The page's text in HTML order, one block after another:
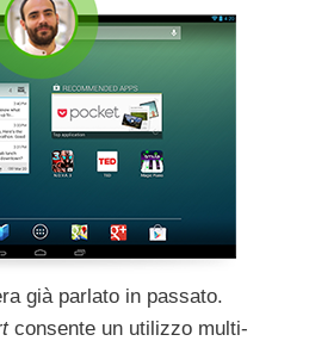
già parlato in passato.
consente un utilizzo multi-